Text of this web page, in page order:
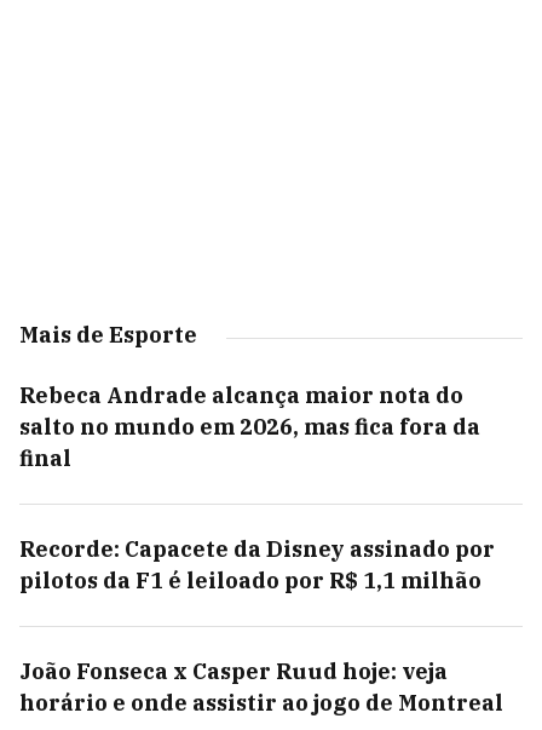
Mais de Esporte
Rebeca Andrade alcança maior nota do
salto no mundo em 2026, mas fica fora da
final
Recorde: Capacete da Disney assinado por
pilotos da F1 é leiloado por R$ 1,1 milhão
João Fonseca x Casper Ruud hoje: veja
horário e onde assistir ao jogo de Montreal